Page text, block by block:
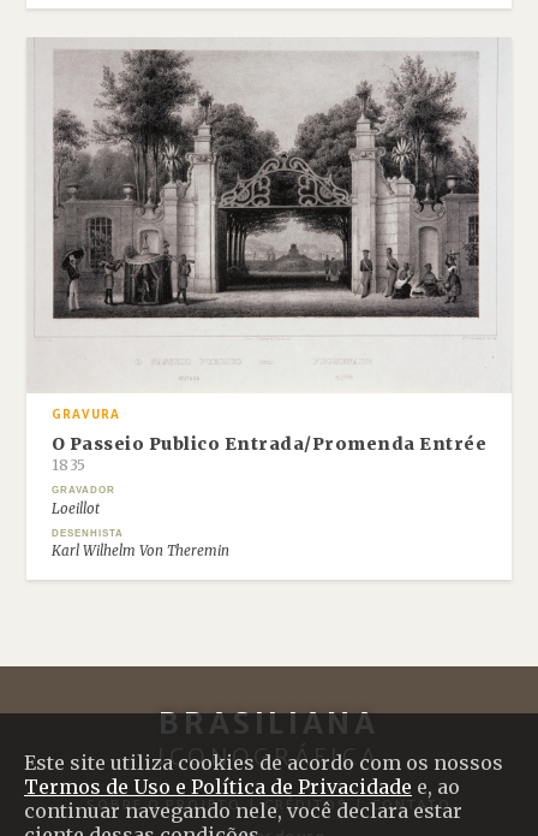
Este site utiliza cookies de acordo com os nossos
Termos de Uso e Política de Privacidade e, ao
continuar navegando nele, você declara estar
GRAVURA
O Passeio Publico Entrada/Promenda Entrée
1835
GRAVADOR
Loeillot
DESENHISTA
Karl Wilhelm Von Theremin
BRASILIANA
ICONOGRÁFICA
SOBRE O PROJETO| CRÉDITOS |CONTATO